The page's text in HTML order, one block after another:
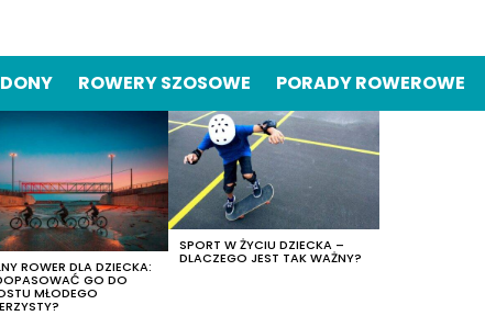
ROWERY SZOSOWE PORADY ROWEROWE
ROWER DLA DZIECKA:
GO DO
MŁODEGO
SPORT W ŻYCIU DZIECKA –
DLACZEGO JEST TAK WAŻNY?